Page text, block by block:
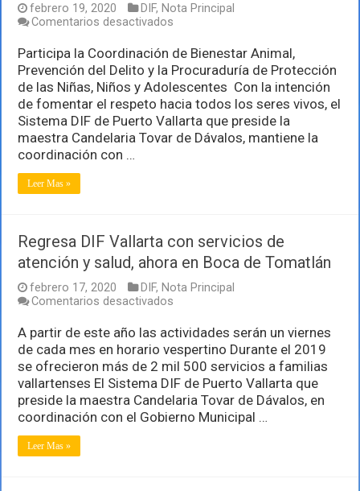
febrero 19, 2020 DIF, Nota Principal
Comentarios desactivados
DIF
en
la
prevención
de
la
violencia
hacia
Participa la Coordinación de Bienestar Animal,
Prevención del Delito y la Procuraduría de Protección
de las Niñas, Niños y Adolescentes Con la intención
de fomentar el respeto hacia todos los seres vivos, el
Sistema DIF de Puerto Vallarta que preside la
maestra Candelaria Tovar de Dávalos, mantiene la
coordinación con …
Leer Mas »
Regresa DIF Vallarta con servicios de
atención y salud, ahora en Boca de Tomatlán
febrero 17, 2020 DIF, Nota Principal
Comentarios desactivados
DIF
Vallarta
con
servicios
de
atención
salud,
A partir de este año las actividades serán un viernes
de cada mes en horario vespertino Durante el 2019
se ofrecieron más de 2 mil 500 servicios a familias
vallartenses El Sistema DIF de Puerto Vallarta que
preside la maestra Candelaria Tovar de Dávalos, en
coordinación con el Gobierno Municipal …
Leer Mas »